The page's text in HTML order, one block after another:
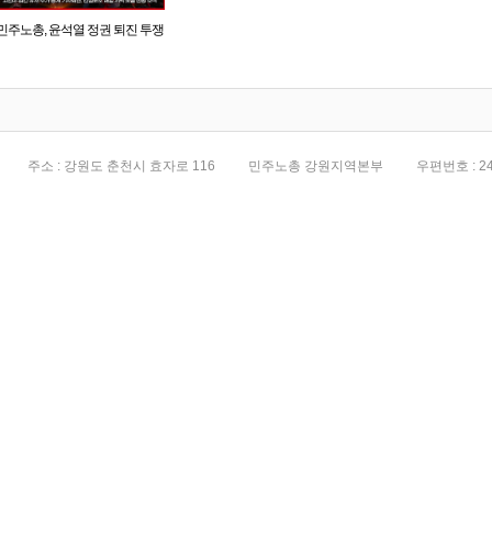
주노총, 윤석열 정권 퇴진 투쟁
주소 : 강원도 춘천시 효자로 116 민주노총 강원지역본부 우편번호 :